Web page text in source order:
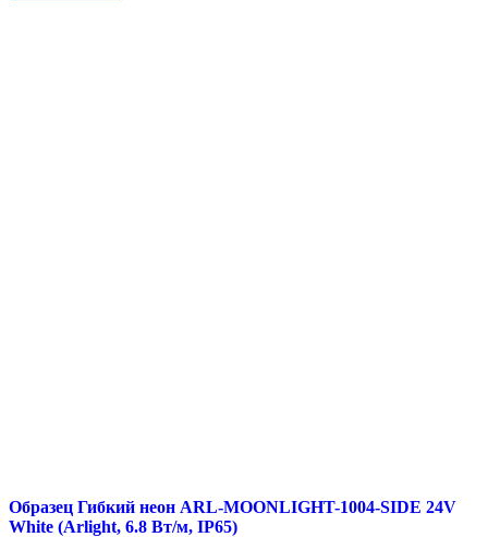
Образец Гибкий неон ARL-MOONLIGHT-1004-SIDE 24V
White (Arlight, 6.8 Вт/м, IP65)